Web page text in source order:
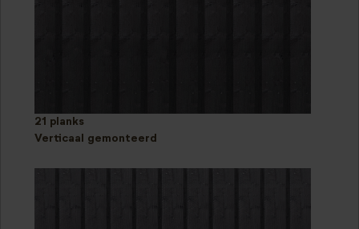
21 planks
Verticaal gemonteerd